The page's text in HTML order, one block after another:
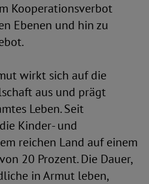
Kooperationsverbot
Ebenen und hin zu
wirkt sich auf die
aus und prägt
Leben. Seit
Kinder- und
reichen Land auf einem
20 Prozent. Die Dauer,
in Armut leben,